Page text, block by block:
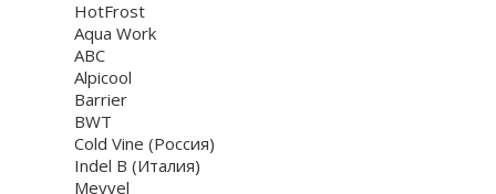
HotFrost
Aqua Work
ABC
Alpicool
Barrier
BWT
Cold Vine (Россия)
Indel B (Италия)
Meyvel